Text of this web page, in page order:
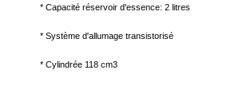
* Capacité réservoir d'essence: 2 litres
* Système d'allumage transistorisé
* Cylindrée 118 cm3